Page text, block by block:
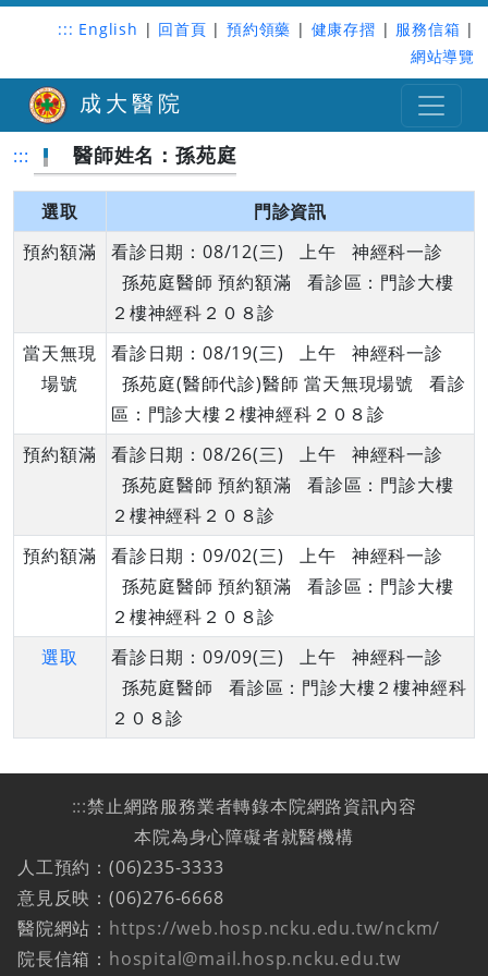
::: English | 回首頁 | 預約領藥 | 健康存摺 | 服務信箱 |
網站導覽
成大醫院
::: 醫師姓名：孫苑庭
選取
門診資訊
預約額滿
看診日期：08/12(三) 上午 神經科一診
孫苑庭醫師 預約額滿 看診區：門診大樓
２樓神經科２０８診
當天無現
場號
看診日期：08/19(三) 上午 神經科一診
孫苑庭(醫師代診)醫師 當天無現場號 看診
區：門診大樓２樓神經科２０８診
預約額滿
看診日期：08/26(三) 上午 神經科一診
孫苑庭醫師 預約額滿 看診區：門診大樓
２樓神經科２０８診
預約額滿
看診日期：09/02(三) 上午 神經科一診
孫苑庭醫師 預約額滿 看診區：門診大樓
２樓神經科２０８診
選取
看診日期：09/09(三) 上午 神經科一診
孫苑庭醫師 看診區：門診大樓２樓神經科
２０８診
:::禁止網路服務業者轉錄本院網路資訊內容
本院為身心障礙者就醫機構
人工預約：(06)235-3333
意見反映：(06)276-6668
醫院網站： https://web.hosp.ncku.edu.tw/nckm/
院長信箱： hospital@mail.hosp.ncku.edu.tw